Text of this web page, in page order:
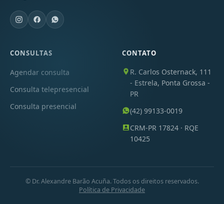
CONSULTAS
Agendar consulta
Consulta telepresencial
Consulta presencial
CONTATO
R. Carlos Osternack, 111
- Estrela, Ponta Grossa -
PR
(42) 99133-0019
CRM-PR 17824 · RQE
10425
© Dr. Alexandre Barão Acuña. Todos os direitos reservados.
Política de Privacidade